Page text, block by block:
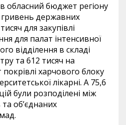
обласний бюджет регіону
гривень державних
для закупівлі
для палат інтенсивної
відділення в складі
та 612 тисяч на
харчового блоку
лікарні. А 75,6
були розподілені між
об’єднаних